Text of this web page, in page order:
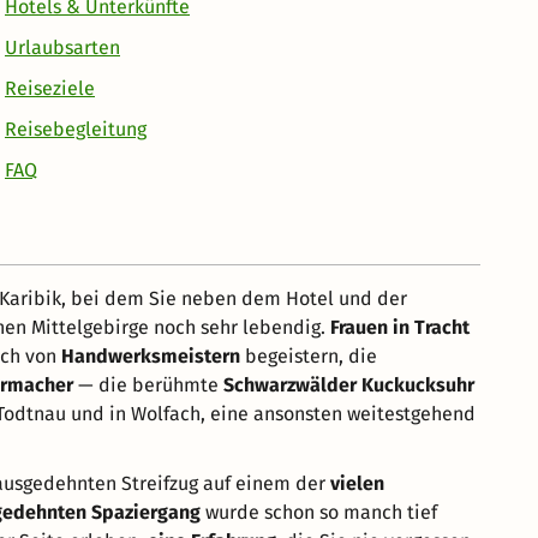
Hotels & Unterkünfte
Urlaubsarten
Reiseziele
Reisebegleitung
FAQ
bei dem Sie neben dem Hotel und der
Mittelgebirge noch sehr lebendig. Frauen in Tracht
von Handwerksmeistern begeistern, die
— die berühmte Schwarzwälder Kuckucksuhr
und in Wolfach, eine ansonsten weitestgehend
Streifzug auf einem der vielen
Spaziergang wurde schon so manch tief